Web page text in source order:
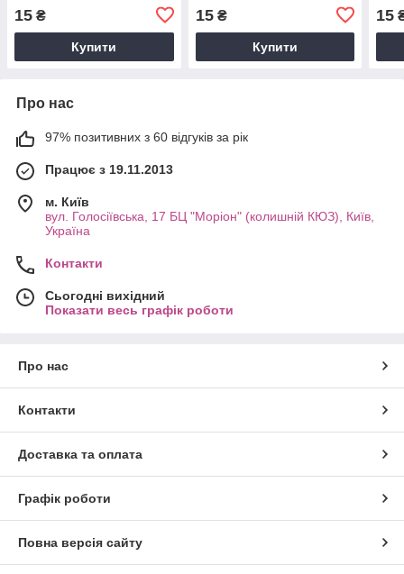
15 ₴
Купити
15₴
Купити
15
Про нас
97% позитивних з 60 відгуків за рік
Працює з 19.11.2013
м. Київ
вул. Голосіївська, 17 БЦ "Моріон" (колишній КЮЗ), Київ,
Україна
Контакти
Сьогодні вихідний
Показати весь графік роботи
Про нас
Контакти
Доставка та оплата
Графік роботи
Повна версія сайту